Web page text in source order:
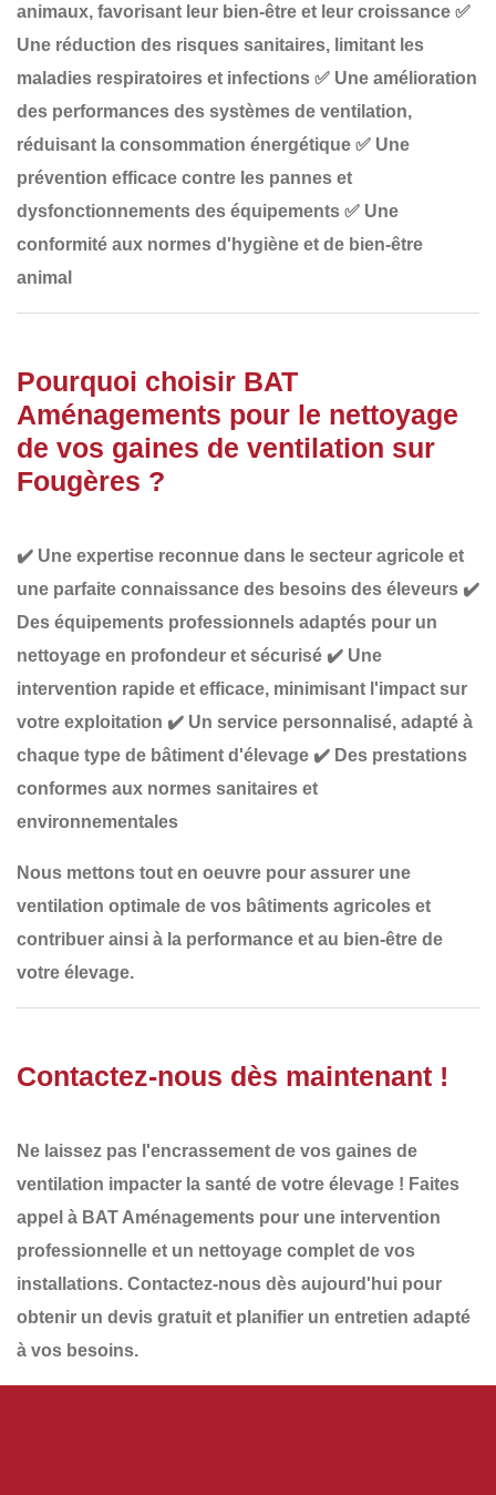
animaux, favorisant leur bien-être et leur croissance ✅
Une réduction des risques sanitaires, limitant les
maladies respiratoires et infections ✅ Une amélioration
des performances des systèmes de ventilation,
réduisant la consommation énergétique ✅ Une
prévention efficace contre les pannes et
dysfonctionnements des équipements ✅ Une
conformité aux normes d'hygiène et de bien-être
animal
Pourquoi choisir BAT
Aménagements pour le nettoyage
de vos gaines de ventilation sur
Fougères ?
✔️ Une expertise reconnue dans le secteur agricole et
une parfaite connaissance des besoins des éleveurs ✔️
Des équipements professionnels adaptés pour un
nettoyage en profondeur et sécurisé ✔️ Une
intervention rapide et efficace, minimisant l'impact sur
votre exploitation ✔️ Un service personnalisé, adapté à
chaque type de bâtiment d'élevage ✔️ Des prestations
conformes aux normes sanitaires et
environnementales
Nous mettons tout en oeuvre pour assurer une
ventilation optimale de vos bâtiments agricoles et
contribuer ainsi à la performance et au bien-être de
votre élevage.
Contactez-nous dès maintenant !
Ne laissez pas l'encrassement de vos gaines de
ventilation impacter la santé de votre élevage ! Faites
appel à BAT Aménagements pour une intervention
professionnelle et un nettoyage complet de vos
installations. Contactez-nous dès aujourd'hui pour
obtenir un devis gratuit et planifier un entretien adapté
à vos besoins.